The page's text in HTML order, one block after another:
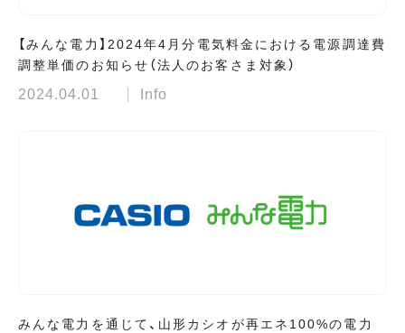
【みんな電力】2024年4月分電気料金における電源調達費
調整単価のお知らせ（法人のお客さま対象）
2024.04.01 Info
みんな電力を通じて、山形カシオが再エネ100%の電力